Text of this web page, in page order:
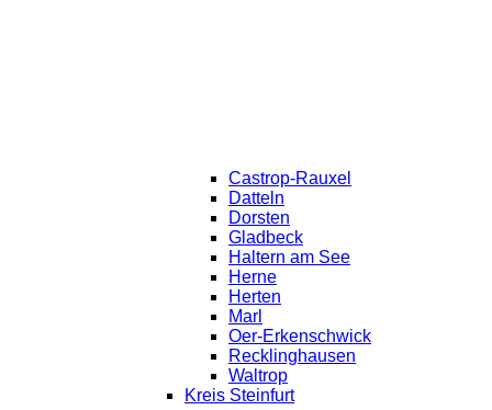
Castrop-Rauxel
Datteln
Dorsten
Gladbeck
Haltern am See
Herne
Herten
Marl
Oer-Erkenschwick
Recklinghausen
Waltrop
Kreis Steinfurt